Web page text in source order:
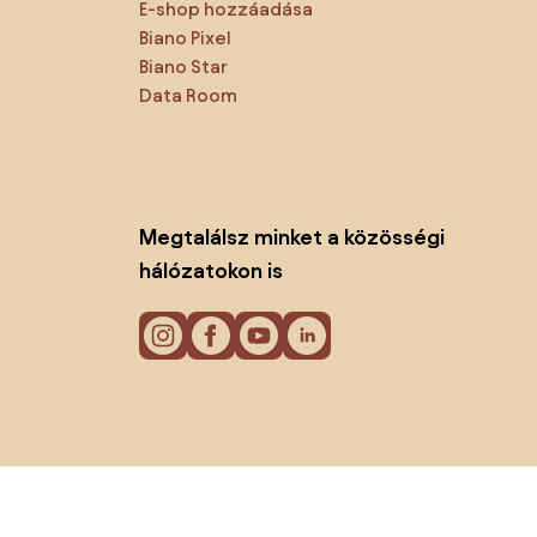
E-shop hozzáadása
Biano Pixel
Biano Star
Data Room
Megtalálsz minket a közösségi
hálózatokon is